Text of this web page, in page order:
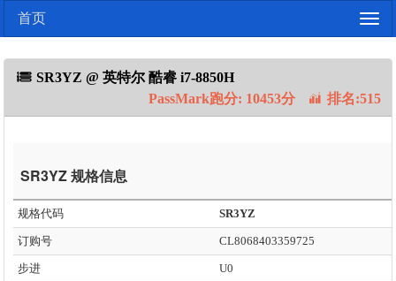
首页
SR3YZ @ 英特尔 酷睿 i7-8850H
PassMark跑分: 10453分
排名:515
SR3YZ 规格信息
规格代码 SR3YZ
订购号 CL8068403359725
步进 U0